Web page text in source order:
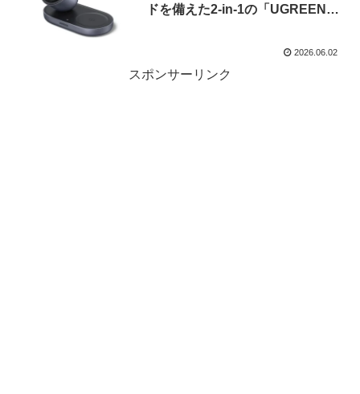
ドを備えた2-in-1の「UGREEN
2026.06.02
スポンサーリンク